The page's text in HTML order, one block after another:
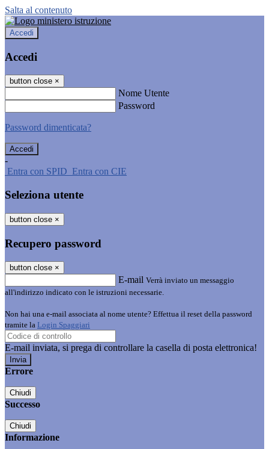
Salta al contenuto
Accedi
Accedi
button close ×
Nome Utente
Password
Password dimenticata?
-
Entra con SPID Entra con CIE
Seleziona utente
button close ×
Recupero password
button close ×
E-mail Verrà inviato un messaggio
all'indirizzo indicato con le istruzioni necessarie.
Non hai una e-mail associata al nome utente? Effettua il reset della password
tramite la Login Spaggiari
E-mail inviata, si prega di controllare la casella di posta elettronica!
Errore
Chiudi
Successo
Chiudi
Informazione